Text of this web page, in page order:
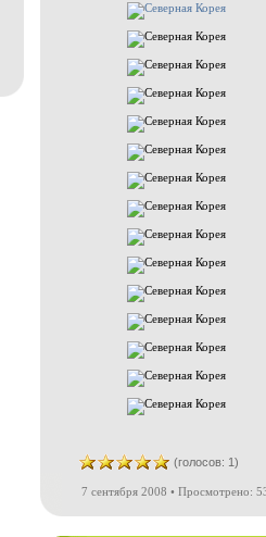
(голосов: 1)
7 сентября 2008 • Просмотрено: